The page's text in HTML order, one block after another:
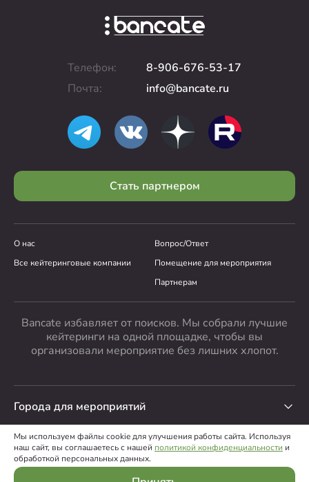
Позиций:0Сумма, ₽:0
Телефон:
8-906-676-53-17
Почта:
info@bancate.ru
Стать партнером
О нас
Вопрос/Ответ
Все кейтеринговые компании
Помещение для мероприятия
Партнерам
Bancate избавляет от поисков. Мы собрали лучшие
кейтеринги на одной площадке, чтобы вы
организовали мероприятие без лишних хлопот.
Города для мероприятий
ООО “Банкейт”
Пользовательское соглашение
Политика конфиденциальности
Мы используем файлы cookie для улучшения работы сайта. Используя
наш сайт, вы соглашаетесь с нашей политикой конфиденциальности и
обработкой персональных данных.